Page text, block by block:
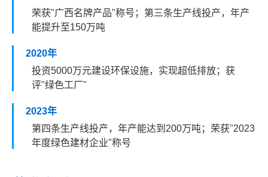
荣获"广西名牌产品"称号；第三条生产线投产，年产
能提升至150万吨
2020年
投资5000万元建设环保设施，实现超低排放；获
评"绿色工厂"
2023年
第四条生产线投产，年产能达到200万吨；荣获"2023
年度绿色建材企业"称号